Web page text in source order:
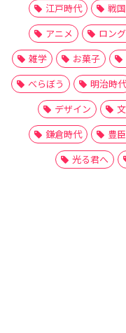
江戸時代 戦
アニメ
ロン
雑学
お菓子
べらぼう
明治時代
デザイン
鎌倉時代
豊
光る君へ